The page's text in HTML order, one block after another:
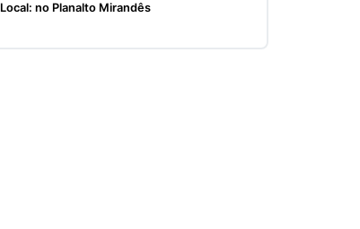
Local: no Planalto Mirandês